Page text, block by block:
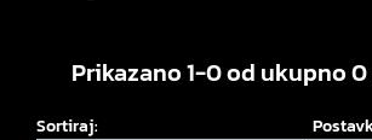
Prikazano 1-0 od ukupno
Sortiraj: